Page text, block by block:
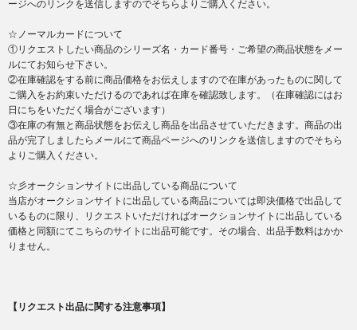
ージへのリンクを送信しますのでそちらよりご購入ください。
☆ノーマルカードについて
①リクエストしたい商品のシリーズ名・カード番号・ご希望の商品状態をメー
ルにてお知らせ下さい。
②在庫確認をする前に商品価格をお伝えしますので在庫があったものに関して
ご購入をお約束いただけるのであれば在庫を確認致します。（在庫確認にはお
日にちをいただく場合がございます）
③在庫の有無と商品状態をお伝えし商品を出品させていただきます。商品の出
品が完了しましたらメールにて商品ページへのリンクを送信しますのでそちら
よりご購入ください。
☆彡オークションサイトに出品している商品について
当店がオークションサイトに出品している商品については即決価格で出品して
いるものに限り、リクエストいただければオークションサイトに出品している
価格と同額にてこちらのサイトに出品可能です。その場合、出品手数料はかか
りません。
【リクエスト出品に関する注意事項】